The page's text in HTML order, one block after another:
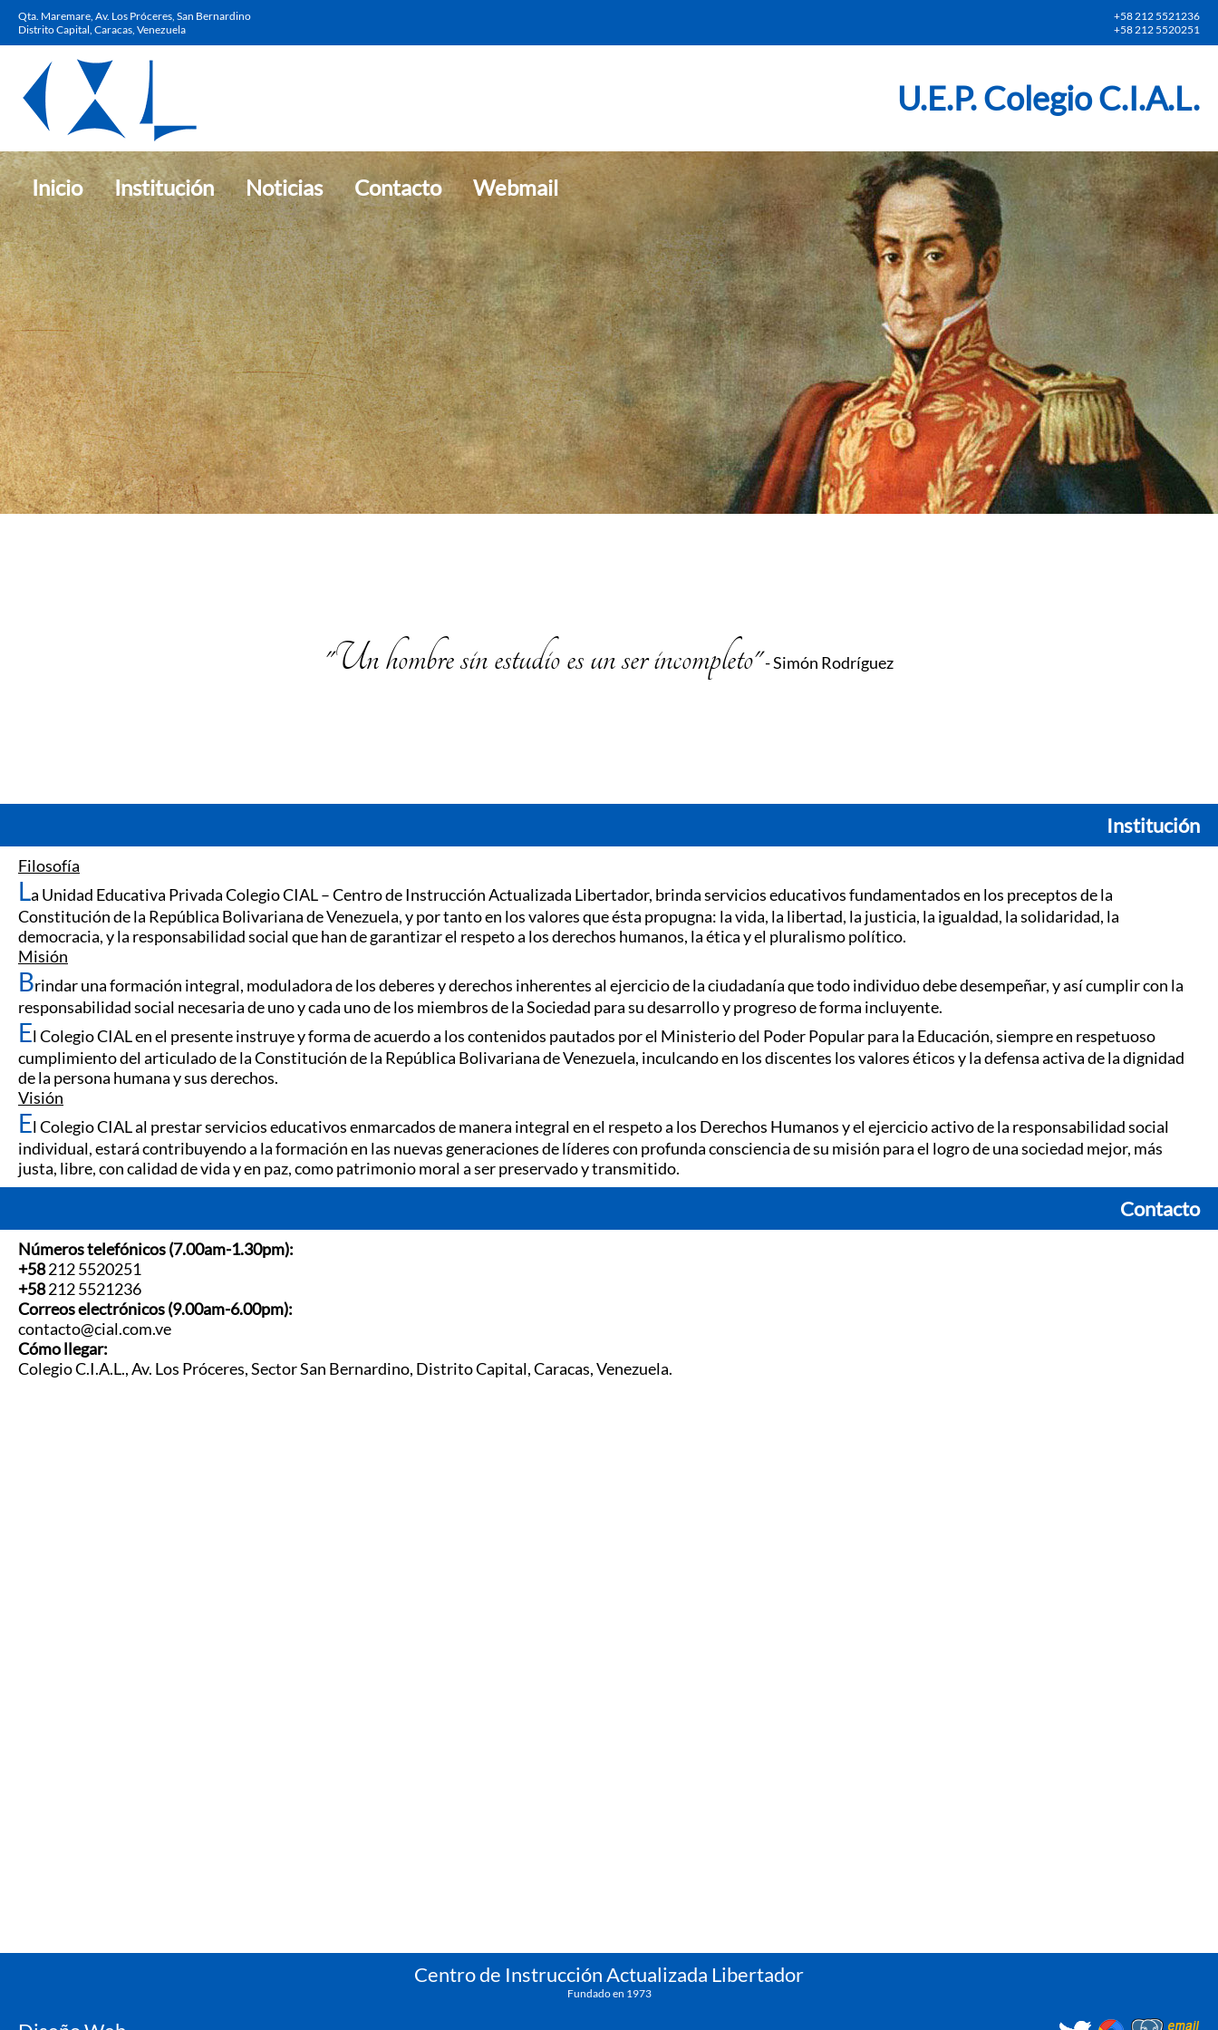
Qta. Maremare, Av. Los Próceres, San Bernardino
Distrito Capital, Caracas, Venezuela
+58 212 5521236
+58 212 5520251
U.E.P. Colegio C.I.A.L.
Inicio Institución Noticias Contacto Webmail
"Un hombre sin estudio es un ser incompleto"- Simón Rodríguez
Institución
Filosofía
La Unidad Educativa Privada Colegio CIAL – Centro de Instrucción Actualizada Libertador, brinda servicios educativos fundamentados en los preceptos de la
Constitución de la República Bolivariana de Venezuela, y por tanto en los valores que ésta propugna: la vida, la libertad, la justicia, la igualdad, la solidaridad, la
democracia, y la responsabilidad social que han de garantizar el respeto a los derechos humanos, la ética y el pluralismo político.
Misión
Brindar una formación integral, moduladora de los deberes y derechos inherentes al ejercicio de la ciudadanía que todo individuo debe desempeñar, y así cumplir con la
responsabilidad social necesaria de uno y cada uno de los miembros de la Sociedad para su desarrollo y progreso de forma incluyente.
El Colegio CIAL en el presente instruye y forma de acuerdo a los contenidos pautados por el Ministerio del Poder Popular para la Educación, siempre en respetuoso
cumplimiento del articulado de la Constitución de la República Bolivariana de Venezuela, inculcando en los discentes los valores éticos y la defensa activa de la dignidad
de la persona humana y sus derechos.
Visión
El Colegio CIAL al prestar servicios educativos enmarcados de manera integral en el respeto a los Derechos Humanos y el ejercicio activo de la responsabilidad social
individual, estará contribuyendo a la formación en las nuevas generaciones de líderes con profunda consciencia de su misión para el logro de una sociedad mejor, más
justa, libre, con calidad de vida y en paz, como patrimonio moral a ser preservado y transmitido.
Contacto
Números telefónicos (7.00am-1.30pm):
+58212 5520251
+58212 5521236
Correos electrónicos (9.00am-6.00pm):
contacto@cial.com.ve
Cómo llegar:
Colegio C.I.A.L., Av. Los Próceres, Sector San Bernardino, Distrito Capital, Caracas, Venezuela.
Centro de Instrucción Actualizada Libertador
Fundado en 1973